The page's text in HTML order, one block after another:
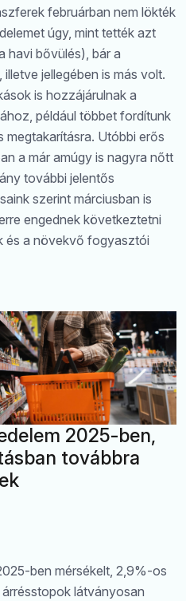
februárban nem lökték
úgy, mint tették azt
havi bővülés), bár a
jellegében is más volt.
is hozzájárulnak a
például többet fordítunk
Utóbbi erős
a már amúgy is nagyra nőtt
további jelentős
szerint márciusban is
engednek következtetni
és a növekvő fogyasztói
2025-ben,
továbbra
ben mérsékelt, 2,9%-os
látványosan